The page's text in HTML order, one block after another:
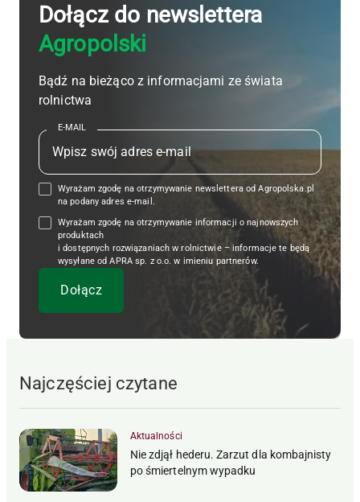
Dołącz do newslettera
Agropolski
Bądź na bieżąco z informacjami ze świata
rolnictwa
E-MAIL
Wyrażam zgodę na otrzymywanie newslettera od Agropolska.pl
na podany adres e-mail.
Wyrażam zgodę na otrzymywanie informacji o najnowszych
produktach
i dostępnych rozwiązaniach w rolnictwie – informacje te będą
wysyłane od APRA sp. z o.o. w imieniu partnerów.
Najczęściej czytane
Aktualności
Nie zdjął hederu. Zarzut dla kombajnisty
po śmiertelnym wypadku